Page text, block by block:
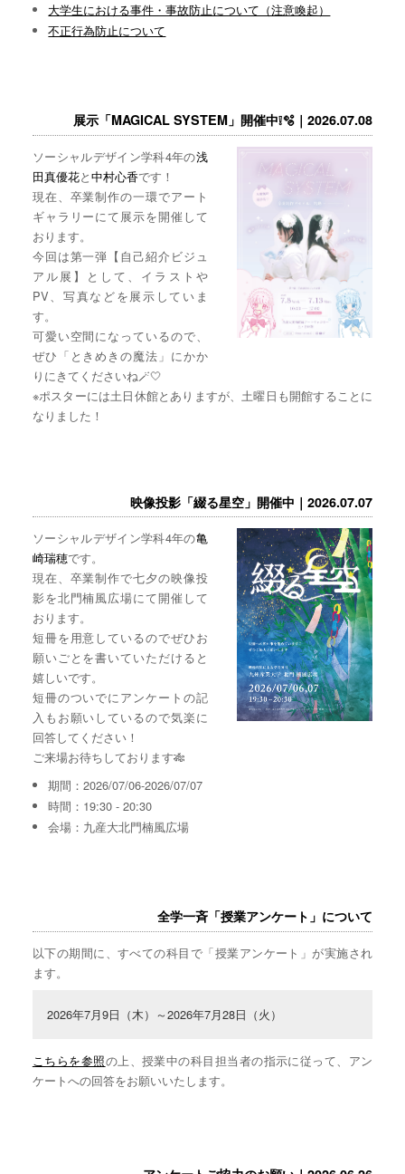
大学生における事件・事故防止について（注意喚起）
不正行為防止について
展示「MAGICAL SYSTEM」開催中❕🫧｜2026.07.08
ソーシャルデザイン学科4年の浅
田真優花と中村心香です！
現在、卒業制作の一環でアート
ギャラリーにて展示を開催して
おります。
今回は第一弾【自己紹介ビジュ
アル展】として、イラストや
PV、写真などを展示していま
す。
可愛い空間になっているので、
ぜひ「ときめきの魔法」にかか
りにきてくださいね🪄🤍
※ポスターには土日休館とありますが、土曜日も開館することに
なりました！
映像投影「綴る星空」開催中｜2026.07.07
ソーシャルデザイン学科4年の亀
崎瑞穂です。
現在、卒業制作で七夕の映像投
影を北門楠風広場にて開催して
おります。
短冊を用意しているのでぜひお
願いごとを書いていただけると
嬉しいです。
短冊のついでにアンケートの記
入もお願いしているので気楽に
回答してください！
ご来場お待ちしております🎋
期間：2026/07/06-2026/07/07
時間：19:30 - 20:30
会場：九産大北門楠風広場
全学一斉「授業アンケート」について
以下の期間に、すべての科目で「授業アンケート」が実施され
ます。
2026年7月9日（木）～2026年7月28日（火）
こちらを参照の上、授業中の科目担当者の指示に従って、アン
ケートへの回答をお願いいたします。